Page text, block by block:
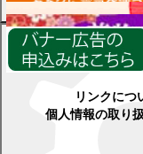
各種情報
リンクにつ
個人情報の取り